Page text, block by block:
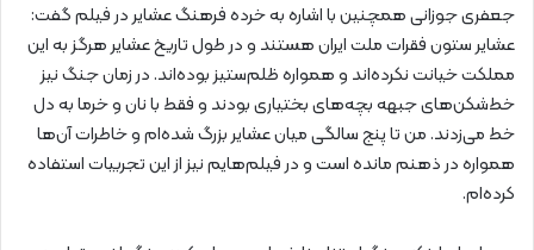
جعفری جوزانی همچنین با اشاره به خرده فرهنگ عشایر در فیلم گفت:
عشایر ستون فقرات ملت ایران هستند و در طول تاریخ عشایر هرگز به این‌
مملکت خیانت نکرده‌اند و همواره ظلم‌ستیز بوده‌اند. در زمان جنگ نیز
خط‌شکن‌های جبهه بچه‌های بختیاری بودند و فقط با نان و خرما به دل
خط می‌زدند. من تا پنج سالگی میان عشایر بزرگ شده‌ام و خاطرات آن‌ها
همواره در ذهنم‌ مانده است و در فیلم‌هایم نیز از این تجربیات استفاده
کرده‌ام.